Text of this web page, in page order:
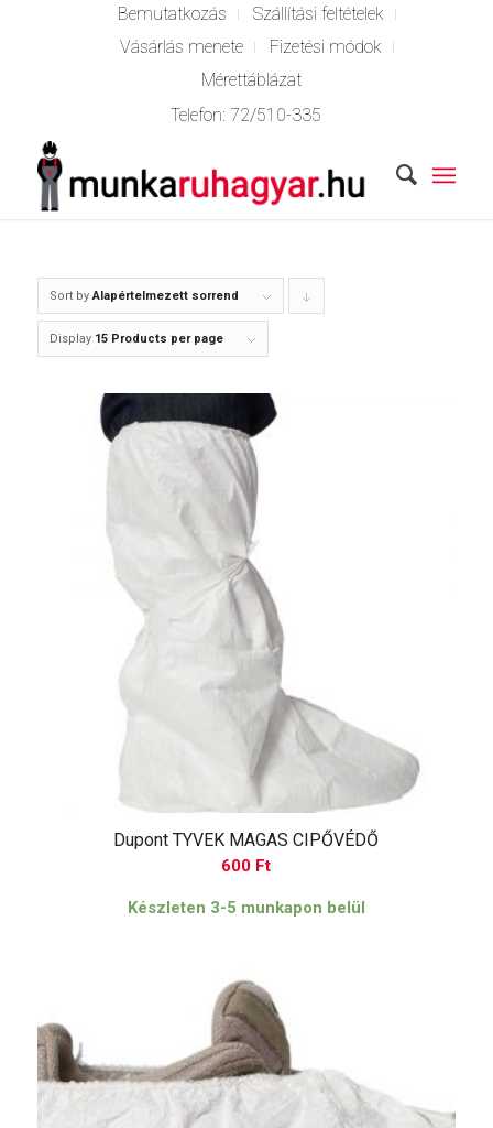
Bemutatkozás
Szállítási feltételek
Vásárlás menete
Fizetési módok
Mérettáblázat
Telefon:72/510-335
Sort byAlapértelmezett sorrend
Display 15 Products per page
Dupont TYVEK MAGAS CIPŐVÉDŐ
600 Ft
Készleten 3-5 munkapon belül